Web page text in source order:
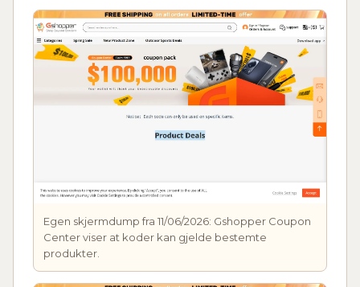
Egen skjermdump fra 11/06/2026: Gshopper Coupon
Center viser at koder kan gjelde bestemte
produkter.